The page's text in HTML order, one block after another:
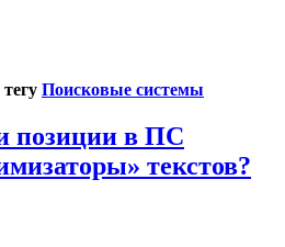
Поисковые системы
позиции в ПС
текстов?